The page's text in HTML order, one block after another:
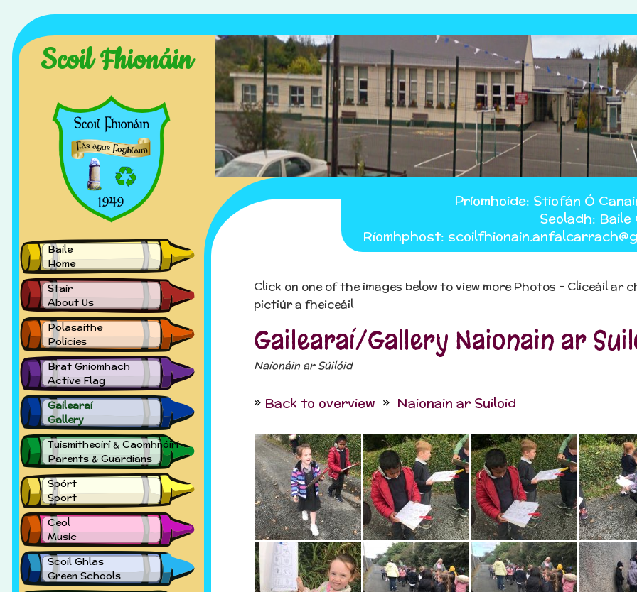
Scoil Fhionáin
Baile
Home
Stair
About Us
Polasaithe
Policies
Brat Gníomhach
Active Flag
Gailearaí
Gallery
Tuismitheoirí & Caomhnóirí
Parents & Guardians
Spórt
Sport
Ceol
Music
Scoil Ghlas
Green Schools
Príomhoide: Stiofán Ó
Seoladh: Baile
Ríomhphost:
Click on one of the images below to view more Photos - Cliceáil ar
pictiúr a fheiceáil
Gailearaí/Gallery Naionain ar
Naíonáin ar Súilóid
Back to overview Naionain ar Suiloid